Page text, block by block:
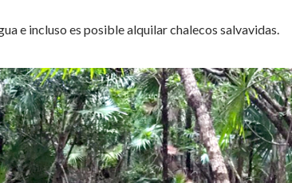
e incluso es posible alquilar chalecos salvavidas.